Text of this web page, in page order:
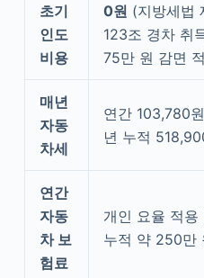
초기
인도
비용
0원 (지방세법
123조 경차 취
75만 원 감면
매년
자동
차세
연간 103,780
년 누적
연간
자동
차 보
험료
개인 요율 적용
누적 약 250만